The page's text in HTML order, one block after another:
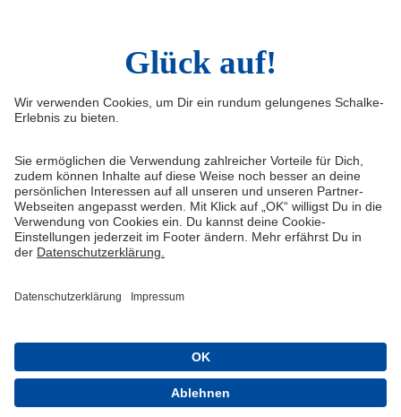
Service & Kontakt
Erklärung zur Barrierefreiheit
Medienportal
Datenschutz
Haftungsausschluss
Tickets
VELTINS-Arena
Knappenschmiede
ERWIN buchen